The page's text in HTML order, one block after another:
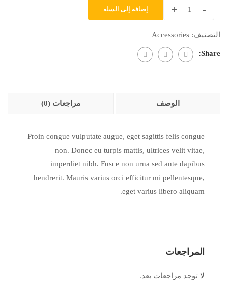
-
+ إضافة إلى السلة
التصنيف: Accessories
Share:
الوصف مراجعات (0)
Proin congue vulputate augue, eget sagittis felis congue
non. Donec eu turpis mattis, ultrices velit vitae,
imperdiet nibh. Fusce non urna sed ante dapibus
hendrerit. Mauris varius orci efficitur mi pellentesque,
eget varius libero aliquam.
المراجعات
لا توجد مراجعات بعد.